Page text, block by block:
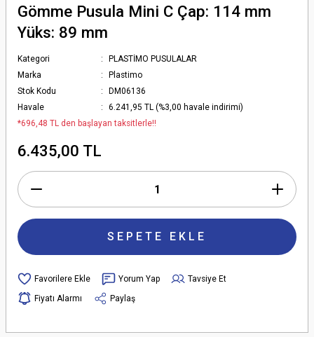
Gömme Pusula Mini C Çap: 114 mm
Yüks: 89 mm
Kategori
PLASTİMO PUSULALAR
Marka
Plastimo
Stok Kodu
DM06136
Havale
6.241,95 TL (%3,00 havale indirimi)
*696,48 TL den başlayan taksitlerle!!
6.435,00 TL
SEPETE EKLE
Yorum Yap
Tavsiye Et
Fiyatı Alarmı
Paylaş